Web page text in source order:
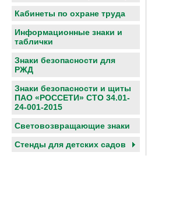
Кабинеты по охране труда
Информационные знаки и
таблички
Знаки безопасности для
РЖД
Знаки безопасности и щиты
ПАО «РОССЕТИ» СТО 34.01-
24-001-2015
Световозвращающие знаки
Cтенды для детских садов